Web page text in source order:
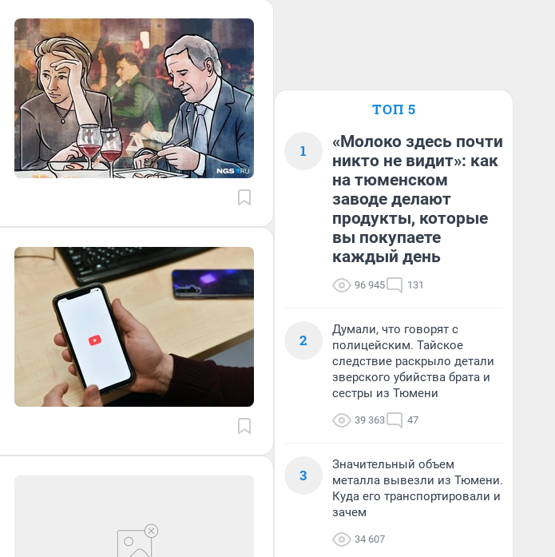
ТОП 5
1
«Молоко здесь почти
никто не видит»: как
на тюменском
заводе делают
продукты, которые
вы покупаете
каждый день
96 945 131
2
Думали, что говорят с
полицейским. Тайское
следствие раскрыло детали
зверского убийства брата и
сестры из Тюмени
39 363 47
3
Значительный объем
металла вывезли из Тюмени.
Куда его транспортировали и
зачем
34 607